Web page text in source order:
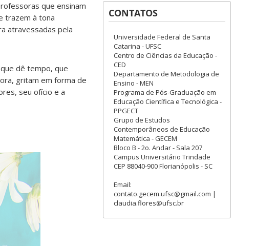
que ensinam
trazem à tona
atravessadas pela
dê tempo, que
gritam em forma de
seu ofício e a
CONTATOS
Universidade Federal de Santa
Catarina - UFSC
Centro de Ciências da Educação -
CED
Departamento de Metodologia de
Ensino - MEN
Programa de Pós-Graduação em
Educação Científica e Tecnológica -
PPGECT
Grupo de Estudos
Contemporâneos de Educação
Matemática - GECEM
Bloco B - 2o. Andar - Sala 207
Campus Universitário Trindade
CEP 88040-900 Florianópolis - SC
Email:
contato.gecem.ufsc@gmail.com |
claudia.flores@ufsc.br